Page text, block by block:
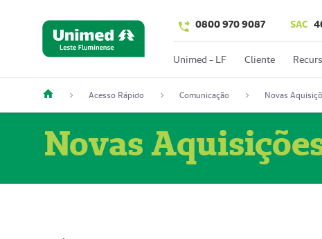
0800 970 9087 SAC
Unimed - LF Cliente
Acesso Rápido Comunicação Novas
Novas